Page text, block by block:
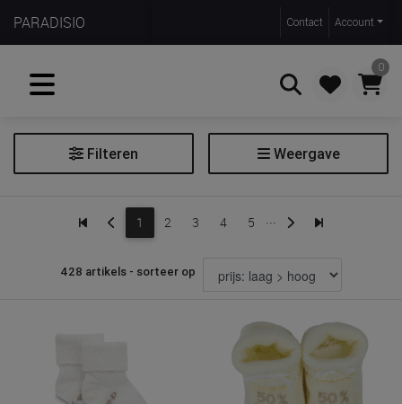
PARADISIO Contact Account
0
Zoeken
Filteren Weergave
Antikrabwantjes
Haaraccessoire
1 2 3 4 5 ...
428 artikels - sorteer op